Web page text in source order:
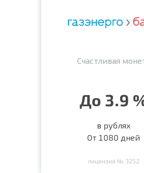
Счастливая
До 3.9
в рублях
От 1080 дней
лицензия № 3252